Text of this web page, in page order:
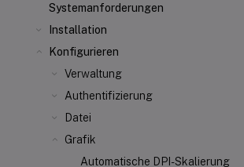
Systemanforderungen
Installation
Konfigurieren
Verwaltung
Authentifizierung
Datei
Grafik
Automatische DPI-Skalierung